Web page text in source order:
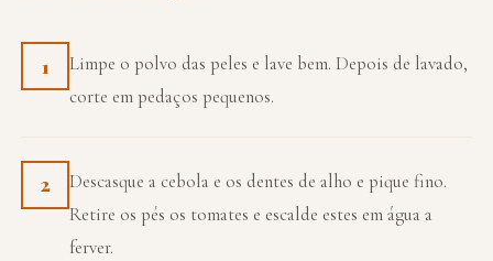
1
Limpe o polvo das peles e lave bem. Depois de lavado,
corte em pedaços pequenos.
2
Descasque a cebola e os dentes de alho e pique fino.
Retire os pés os tomates e escalde estes em água a
ferver.